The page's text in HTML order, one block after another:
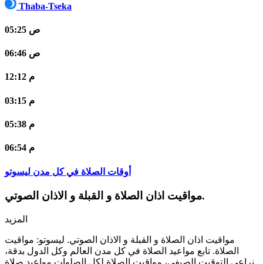
Thaba-Tseka
05:25 ص
06:46 ص
12:12 م
03:15 م
05:38 م
06:54 م
أوقات الصلاة في كل مدن ليسوتو
مواقيت اذان الصلاة و القبلة و الاذان الصوتي.
المزيد
مواقيت اذان الصلاة و القبلة و الاذان الصوتي. ليسوتو: مواقيت
الصلاة. تابع مواعيد الصلاة في كل مدن العالم وكل الدول بدقة،
نراعي التوقيت الصيفي، مواقيت الصلاة لكل الصلوات مواعيد صلاة